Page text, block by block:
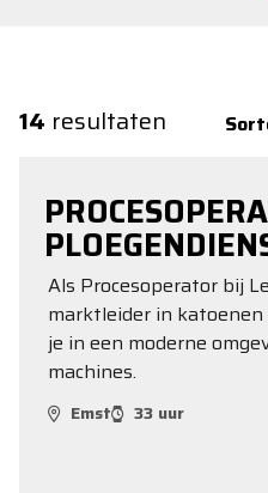
14 resultaten
Als Procesoperator bij
marktleider in
je in een moderne
machines.
Emst 33 uur